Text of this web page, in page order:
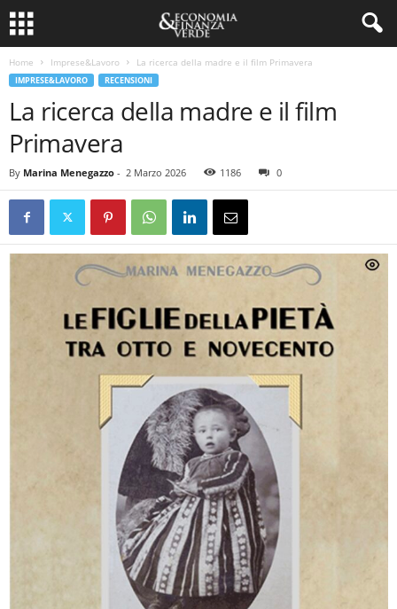
Home Imprese&Lavoro La ricerca della madre e il film Primavera
IMPRESE&LAVORO RECENSIONI
La ricerca della madre e il film
Primavera
By Marina Menegazzo - 2 Marzo 2026 1186 0